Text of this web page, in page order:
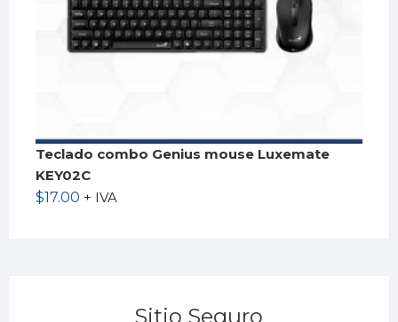
Teclado combo Genius mouse Luxemate
KEY02C
$17.00 + IVA
Sitio Seguro